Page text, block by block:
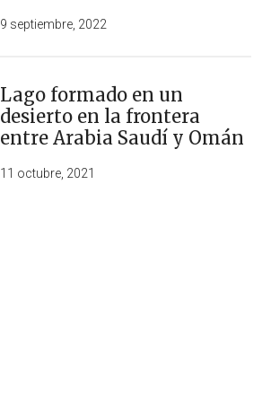
9 septiembre, 2022
Lago formado en un
desierto en la frontera
entre Arabia Saudí y Omán
11 octubre, 2021